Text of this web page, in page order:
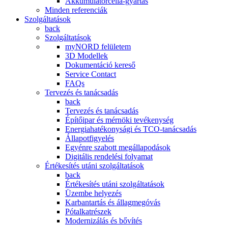
Minden referenciák
Szolgáltatások
back
Szolgáltatások
myNORD felületem
3D Modellek
Dokumentáció kereső
Service Contact
FAQs
Tervezés és tanácsadás
back
Tervezés és tanácsadás
Építőipar és mérnöki tevékenység
Energiahatékonysági és TCO-tanácsadás
Állapotfigyelés
Egyénre szabott megállapodások
Digitális rendelési folyamat
Értékesítés utáni szolgáltatások
back
Értékesítés utáni szolgáltatások
Üzembe helyezés
Karbantartás és állagmegóvás
Pótalkatrészek
Modernizálás és bővítés